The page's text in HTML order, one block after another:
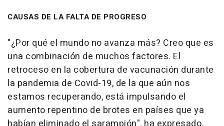
CAUSAS DE LA FALTA DE PROGRESO
"¿Por qué el mundo no avanza más? Creo que es
una combinación de muchos factores. El
retroceso en la cobertura de vacunación durante
la pandemia de Covid-19, de la que aún nos
estamos recuperando, está impulsando el
aumento repentino de brotes en países que ya